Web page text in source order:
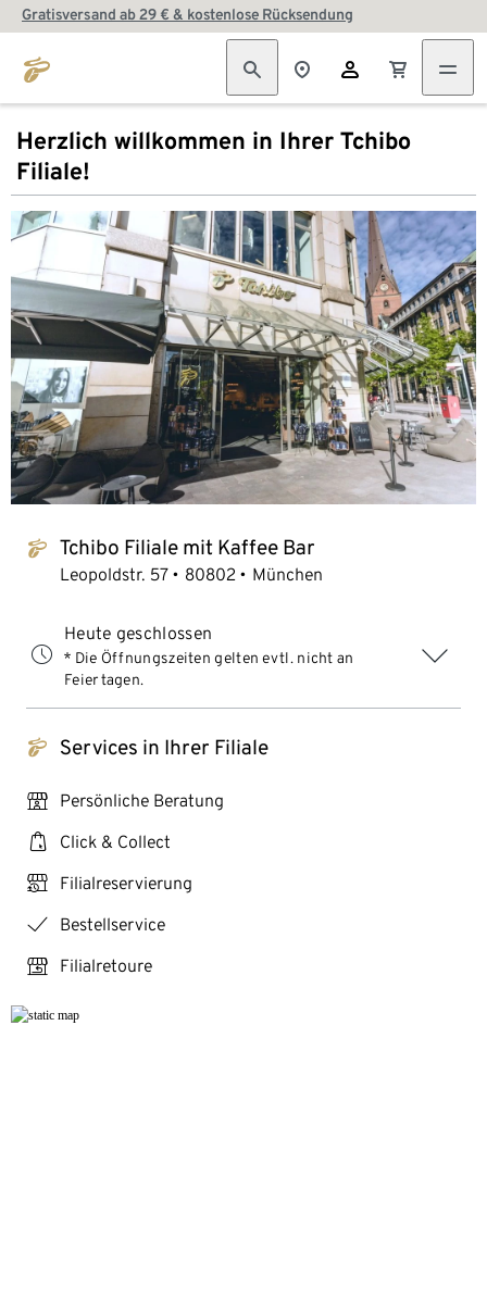
Gratisversand ab 29 € & kostenlose Rücksendung
Herzlich willkommen in Ihrer Tchibo
Filiale!
tchibo_logo Tchibo Filiale mit Kaffee Bar
Leopoldstr. 57 80802 München
Heute geschlossen
* Die Öffnungszeiten gelten evtl. nicht an
Feiertagen.
tchibo_logo Services in Ihrer Filiale
personal_services Persönliche Beratung
click_collect Click & Collect
click_reserve_store Filialreservierung
checkmark Bestellservice
store_return Filialretoure